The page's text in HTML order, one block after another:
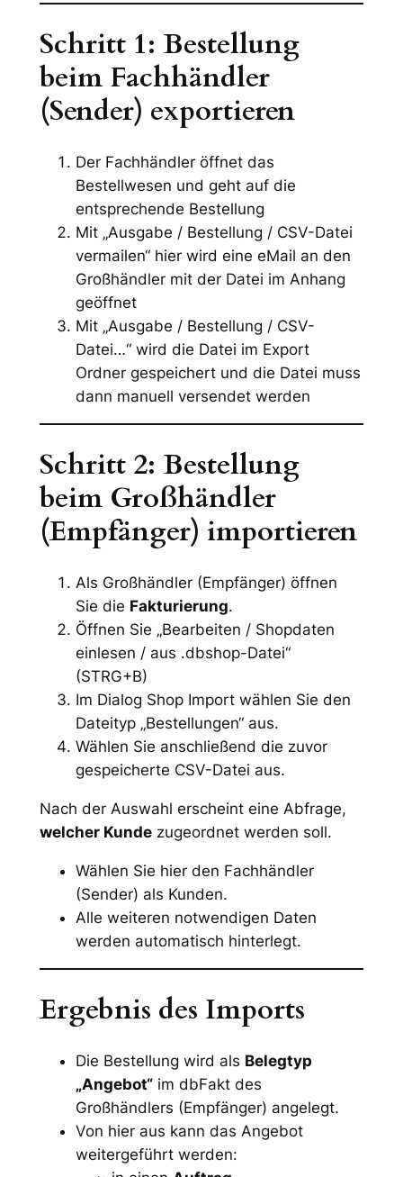
Schritt 1: Bestellung
beim Fachhändler
(Sender) exportieren
Der Fachhändler öffnet das
Bestellwesen und geht auf die
entsprechende Bestellung
Mit „Ausgabe / Bestellung / CSV-Datei
vermailen“hier wird eine eMail an den
Großhändler mit der Datei im Anhang
geöffnet
Mit „Ausgabe / Bestellung / CSV-
Datei…“wird die Datei im Export
Ordner gespeichert und die Datei muss
dann manuell versendet werden
Schritt 2: Bestellung
beim Großhändler
(Empfänger) importieren
Als Großhändler (Empfänger) öffnen
Sie die Fakturierung.
Öffnen Sie „Bearbeiten / Shopdaten
einlesen / aus .dbshop-Datei“
(STRG+B)
Im Dialog Shop Import wählen Sie den
Dateityp „Bestellungen“ aus.
Wählen Sie anschließend die zuvor
gespeicherte CSV-Datei aus.
Nach der Auswahl erscheint eine Abfrage,
welcher Kundezugeordnet werden soll.
Wählen Sie hier den Fachhändler
(Sender) als Kunden.
Alle weiteren notwendigen Daten
werden automatisch hinterlegt.
Ergebnis des Imports
Die Bestellung wird als Belegtyp
„Angebot“im dbFakt des
Großhändlers (Empfänger) angelegt.
Von hier aus kann das Angebot
weitergeführt werden: